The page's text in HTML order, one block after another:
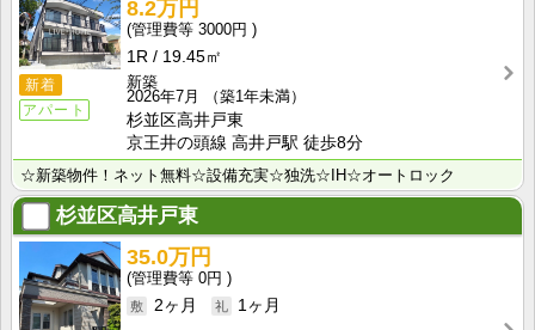
新着
アパート
8.2万円
3000円
1R
19.45㎡
新築
2026年7月
（築1年未満）
杉並区高井戸東
京王井の頭線 高井戸駅 徒歩8分
☆新築物件！ネット無料☆設備充実☆独洗☆IH☆オートロック
杉並区高井戸東
35.0万円
0円
2ヶ月
1ヶ月